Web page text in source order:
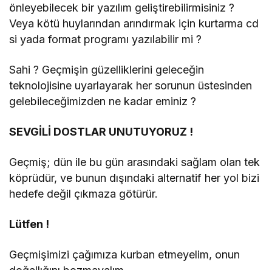
önleyebilecek bir yazılım geliştirebilirmisiniz ?
Veya kötü huylarından arındırmak için kurtarma cd
si yada format programı yazılabilir mi ?
Sahi ? Geçmişin güzelliklerini geleceğin
teknolojisine uyarlayarak her sorunun üstesinden
gelebileceğimizden ne kadar eminiz ?
SEVGİLİ DOSTLAR UNUTUYORUZ !
Geçmiş; dün ile bu gün arasındaki sağlam olan tek
köprüdür, ve bunun dışındaki alternatif her yol bizi
hedefe değil çıkmaza götürür.
Lütfen !
Geçmişimizi çağımıza kurban etmeyelim, onun